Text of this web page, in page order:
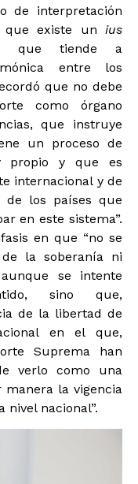
de interpretación
que existe un ius
que tiende a
entre los
que no debe
como órgano
que instruye
un proceso de
propio y que es
internacional y de
de los países que
en este sistema”.
en que “no se
la soberanía ni
se intente
sino que,
de la libertad de
en el que,
Suprema han
verlo como una
la vigencia
nacional”.